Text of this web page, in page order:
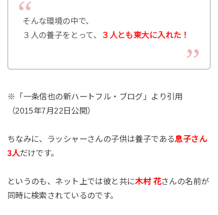
そんな環境の中で、
３人の養子をとって、
３人とも東大に入れた！
※「一条信也の新ハートフル・ブログ」より引用
（2015年7月22日公開）
ちなみに、ラッシャーさんの子供は養子である息子さん
3人だけです。
というのも、ネット上では彼と共に木村 花さんの名前が
同時に検索されているのです。